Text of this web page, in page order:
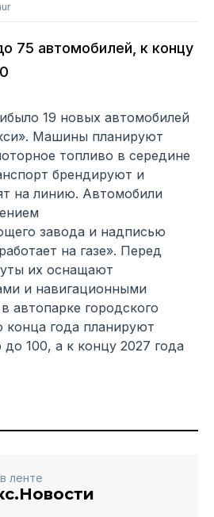
75 автомобилей, к концу
19 новых автомобилей
Машины планируют
топливо в середине
брендируют и
на линию. Автомобили
завода и надписью
на газе». Перед
их оснащают
и навигационными
автопарке городского
года планируют
до 100, а к концу 2027 года
ленте